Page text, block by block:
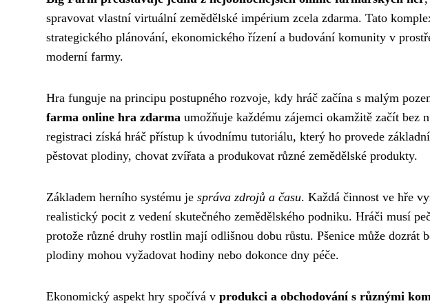
spravovat vlastní virtuální zemědělské impérium zcela zdarma. Tato
strategického plánování, ekonomického řízení a budování komunity v
moderní farmy.
Hra funguje na principu postupného rozvoje, kdy hráč začína s malým
farma online hra zdarma umožňuje každému zájemci okamžitě začít
registraci získá hráč přístup k úvodnímu tutoriálu, který ho provede
pěstovat plodiny, chovat zvířata a produkovat různé zemědělské produkty.
Základem herního systému je správa zdrojů a času. Každá činnost ve hře
realistický pocit z vedení skutečného zemědělského podniku. Hráči musí
protože různé druhy rostlin mají odlišnou dobu růstu. Pšenice může dozrát
plodiny mohou vyžadovat hodiny nebo dokonce dny péče.
Ekonomický aspekt hry spočívá v produkci a obchodování s různými